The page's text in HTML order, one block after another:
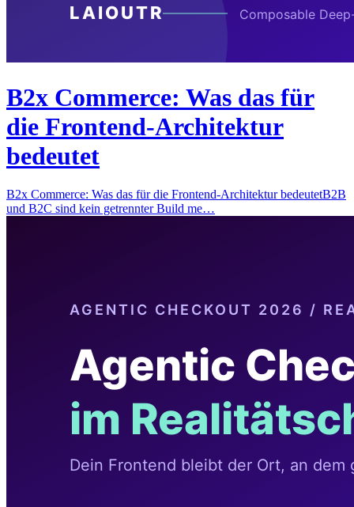
B2x Commerce: Was das für
die Frontend-Architektur
bedeutet
B2x Commerce: Was das für die Frontend-Architektur bedeutetB2B
und B2C sind kein getrennter Build me…